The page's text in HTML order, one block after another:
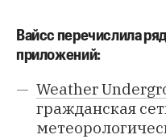
Вайсс перечислила
приложений:
Weather
гражданская